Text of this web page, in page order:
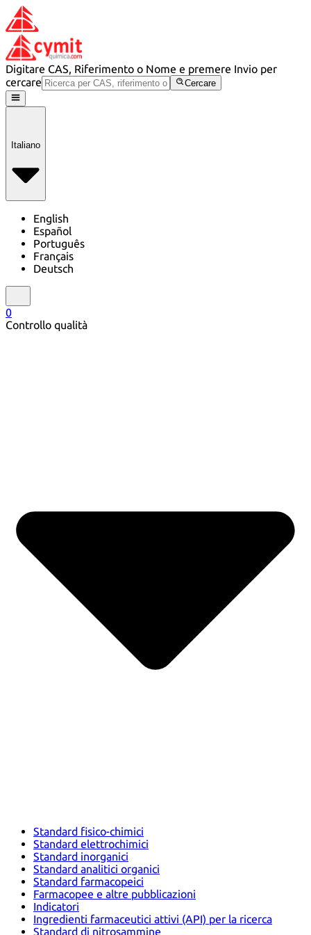
Digitare CAS, Riferimento o Nome e premere Invio per
cercare
Cercare
Italiano
English
Español
Português
Français
Deutsch
0
Controllo qualità
Standard fisico-chimici
Standard elettrochimici
Standard inorganici
Standard analitici organici
Standard farmacopeici
Farmacopee e altre pubblicazioni
Indicatori
Ingredienti farmaceutici attivi (API) per la ricerca
Standard di nitrosammine